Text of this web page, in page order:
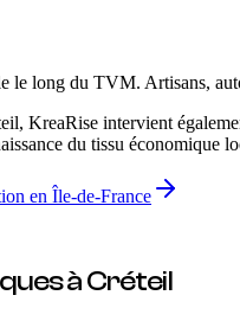
le long du TVM. Artisans,
, KreaRise intervient
du tissu économique
en Île-de-France
à Créteil